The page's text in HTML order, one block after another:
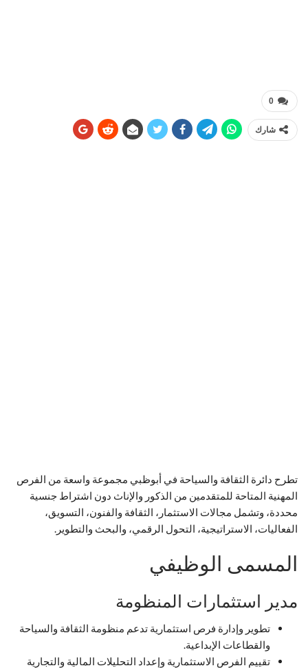
0
شارك
تطرح دائرة الثقافة والسياحة في أبوظبي مجموعة واسعة من الفرص
المهنية المتاحة للمتقدمين من الذكور والإناث دون اشتراط جنسية
محددة، وتشمل مجالات الاستثمار، الثقافة والفنون، التسويق،
الفعاليات، الاستراتيجية، التحول الرقمي، والبحث والتطوير.
المسمى الوظيفي
مدير استثمارات المنظومة
تطوير وإدارة فرص استثمارية تدعم منظومة الثقافة والسياحة
والقطاعات الإبداعية.
تقييم الفرص الاستثمارية وإعداد التحليلات المالية والتجارية